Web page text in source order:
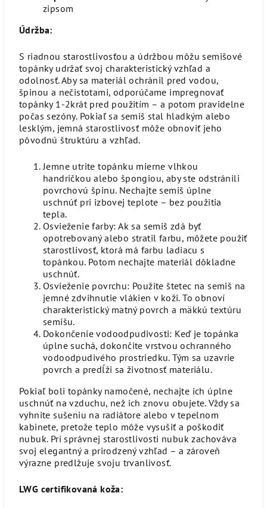
zipsom
Údržba:
S riadnou starostlivosťou a údržbou môžu semišové
topánky udržať svoj charakteristický vzhľad a
odolnosť. Aby sa materiál ochránil pred vodou,
špinou a nečistotami, odporúčame impregnovať
topánky 1-2krát pred použitím – a potom pravidelne
počas sezóny. Pokiaľ sa semiš stal hladkým alebo
lesklým, jemná starostlivosť môže obnoviť jeho
pôvodnú štruktúru a vzhľad.
Jemne utrite topánku mierne vlhkou
handričkou alebo špongiou, aby ste odstránili
povrchovú špinu. Nechajte semiš úplne
uschnúť pri izbovej teplote – bez použitia
tepla.
Osvieženie farby: Ak sa semiš zdá byť
opotrebovaný alebo stratil farbu, môžete použiť
starostlivosť, ktorá má farbu ladiacu s
topánkou. Potom nechajte materiál dôkladne
uschnúť.
Osvieženie povrchu: Použite štetec na semiš na
jemné zdvihnutie vlákien v koži. To obnoví
charakteristický matný povrch a mäkkú textúru
semišu.
Dokončenie vodoodpudivosti: Keď je topánka
úplne suchá, dokončite vrstvou ochranného
vodoodpudivého prostriedku. Tým sa uzavrie
povrch a predĺži sa životnosť materiálu.
Pokiaľ boli topánky namočené, nechajte ich úplne
uschnúť na vzduchu, než ich znovu obujete. Vždy sa
vyhnite sušeniu na radiátore alebo v tepelnom
kabinete, pretože teplo môže vysušiť a poškodiť
nubuk. Pri správnej starostlivosti nubuk zachováva
svoj elegantný a prirodzený vzhľad – a zároveň
výrazne predlžuje svoju trvanlivosť.
LWG certifikovaná koža: